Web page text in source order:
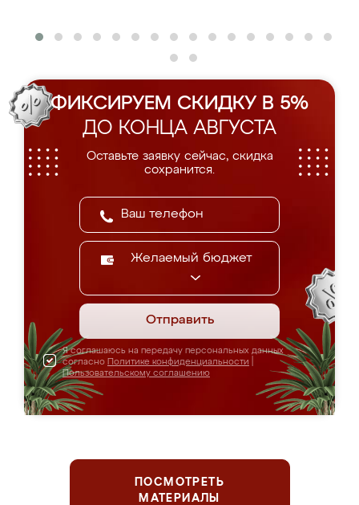
ФИКСИРУЕМ СКИДКУ В 5%
ДО КОНЦА АВГУСТА
Оставьте заявку сейчас, скидка
сохранится.
Желаемый бюджет
Отправить
Я соглашаюсь на передачу персональных данных
согласно Политике конфиденциальности
Пользовательскому соглашению
ПОСМОТРЕТЬ
МАТЕРИАЛЫ